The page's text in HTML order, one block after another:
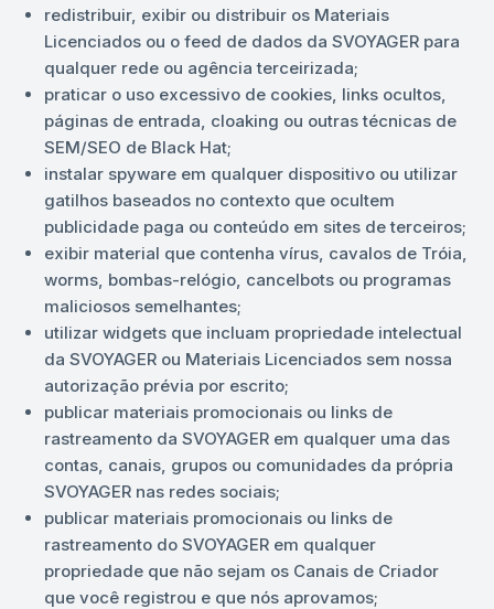
redistribuir, exibir ou distribuir os Materiais
Licenciados ou o feed de dados da SVOYAGER para
qualquer rede ou agência terceirizada;
praticar o uso excessivo de cookies, links ocultos,
páginas de entrada, cloaking ou outras técnicas de
SEM/SEO de Black Hat;
instalar spyware em qualquer dispositivo ou utilizar
gatilhos baseados no contexto que ocultem
publicidade paga ou conteúdo em sites de terceiros;
exibir material que contenha vírus, cavalos de Tróia,
worms, bombas-relógio, cancelbots ou programas
maliciosos semelhantes;
utilizar widgets que incluam propriedade intelectual
da SVOYAGER ou Materiais Licenciados sem nossa
autorização prévia por escrito;
publicar materiais promocionais ou links de
rastreamento da SVOYAGER em qualquer uma das
contas, canais, grupos ou comunidades da própria
SVOYAGER nas redes sociais;
publicar materiais promocionais ou links de
rastreamento do SVOYAGER em qualquer
propriedade que não sejam os Canais de Criador
que você registrou e que nós aprovamos;